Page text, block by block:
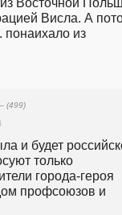
Висла. А
понаихало из
(499)
и будет
только
города-героя
профсоюзов и